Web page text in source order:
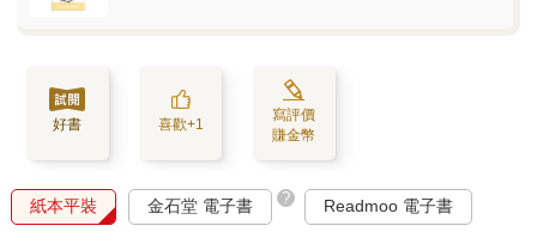
好書 喜歡+1
寫評價
賺金幣
紙本平裝 金石堂 電子書 ? Readmoo 電子書